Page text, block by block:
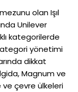
olan Işıl
Unilever
kategorilerde
yönetimi
dikkat
Magnum ve
ve çevre ülkeleri